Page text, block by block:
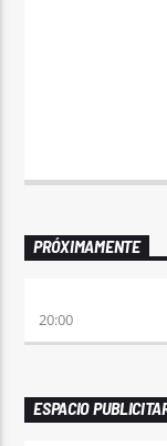
PRÓXIMAMENTE
20:00
ESPACIO